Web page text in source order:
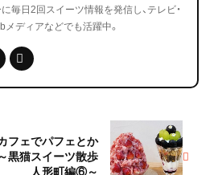
毎日2回スイーツ情報を発信し、テレビ・
メディアなどでも活躍中。
フェでパフェとか
黒猫スイーツ散歩
人形町編⑥～